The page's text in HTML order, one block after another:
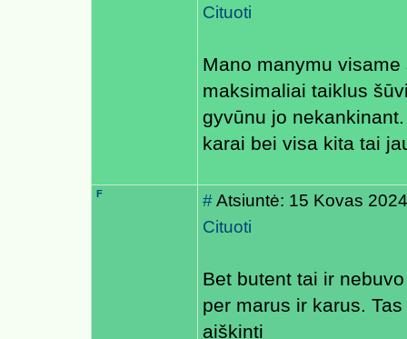
Cituoti
Mano manymu
maksimaliai taiklus
gyvūnu jo
karai bei visa kita tai
F #Atsiuntė: 15 Kovas
Cituoti
Bet butent tai ir
per marus ir karus.
aiškinti